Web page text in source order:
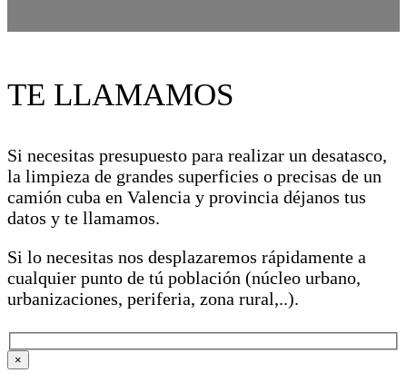
TE LLAMAMOS
Si necesitas presupuesto para realizar un desatasco,
la limpieza de grandes superficies o precisas de un
camión cuba en Valencia y provincia déjanos tus
datos y te llamamos.
Si lo necesitas nos desplazaremos rápidamente a
cualquier punto de tú población (núcleo urbano,
urbanizaciones, periferia, zona rural,..).
×